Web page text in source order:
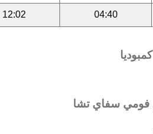
04:40
12:02
فومي سفاي تشا